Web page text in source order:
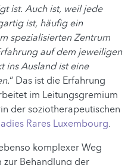
ist. Auch ist, weil jede
ist, häufig ein
spezialisierten Zentrum
auf dem jeweiligen
ins Ausland ist eine
“ Das ist die Erfahrung
im Leitungsgremium
der soziotherapeutischen
Rares Luxembourg.
komplexer Weg
zur Behandlung der